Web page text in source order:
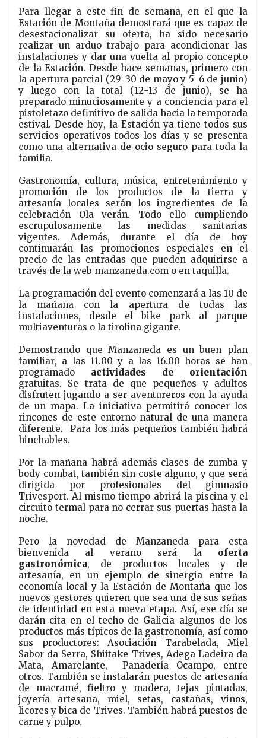
Para llegar a este fin de semana, en el que la
Estación de Montaña demostrará que es capaz de
desestacionalizar su oferta, ha sido necesario
realizar un arduo trabajo para acondicionar las
instalaciones y dar una vuelta al propio concepto
de la Estación. Desde hace semanas, primero con
la apertura parcial (29-30 de mayo y 5-6 de junio)
y luego con la total (12-13 de junio), se ha
preparado minuciosamente y a conciencia para el
pistoletazo definitivo de salida hacia la temporada
estival. Desde hoy, la Estación ya tiene todos sus
servicios operativos todos los días y se presenta
como una alternativa de ocio seguro para toda la
familia.
Gastronomía, cultura, música, entretenimiento y
promoción de los productos de la tierra y
artesanía locales serán los ingredientes de la
celebración Ola verán. Todo ello cumpliendo
escrupulosamente las medidas sanitarias
vigentes. Además, durante el día de hoy
continuarán las promociones especiales en el
precio de las entradas que pueden adquirirse a
través de la web manzaneda.com o en taquilla.
La programación del evento comenzará a las 10 de
la mañana con la apertura de todas las
instalaciones, desde el bike park al parque
multiaventuras o la tirolina gigante.
Demostrando que Manzaneda es un buen plan
familiar, a las 11.00 y a las 16.00 horas se han
programado actividades de orientación
gratuitas. Se trata de que pequeños y adultos
disfruten jugando a ser aventureros con la ayuda
de un mapa. La iniciativa permitirá conocer los
rincones de este entorno natural de una manera
diferente.
Para los más pequeños también habrá
hinchables.
Por la mañana habrá además clases de zumba y
body combat, también sin coste alguno, y que será
dirigida por profesionales del gimnasio
Trivesport. Al mismo tiempo abrirá la piscina y el
circuito termal para no cerrar sus puertas hasta la
noche.
Pero la novedad de Manzaneda para esta
bienvenida al verano será la oferta
gastronómica, de productos locales y de
artesanía, en un ejemplo de sinergia entre la
economía local y la Estación de Montaña que los
nuevos gestores quieren que sea una de sus señas
de identidad en esta nueva etapa. Así, ese día se
darán cita en el techo de Galicia algunos de los
productos más típicos de la gastronomía, así como
sus productores: Asociación Tarabelada, Miel
Sabor da Serra, Shiitake Trives, Adega Ladeira da
Mata, Amarelante,
Panadería Ocampo, entre
otros. También se instalarán puestos de artesanía
de macramé, fieltro y madera, tejas pintadas,
joyería artesana, miel, setas, castañas, vinos,
licores y bica de Trives. También habrá puestos de
carne y pulpo.